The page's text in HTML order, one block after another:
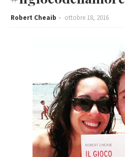
Robert Cheaib ottobre 18, 2016